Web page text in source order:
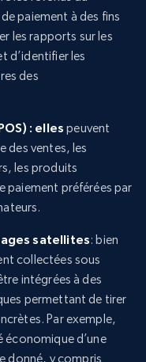
paiement à des fins
les rapports sur les
d’identifier les
des
: elles peuvent
des ventes, les
les produits
paiement préférées par
satellites: bien
collectées sous
intégrées à des
permettant de tirer
Par exemple,
économique d’une
donné, y compris